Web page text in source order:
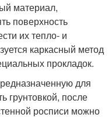
материал,
поверхность
их тепло- и
каркасный метод
прокладок.
для
грунтовкой, после
росписи можно